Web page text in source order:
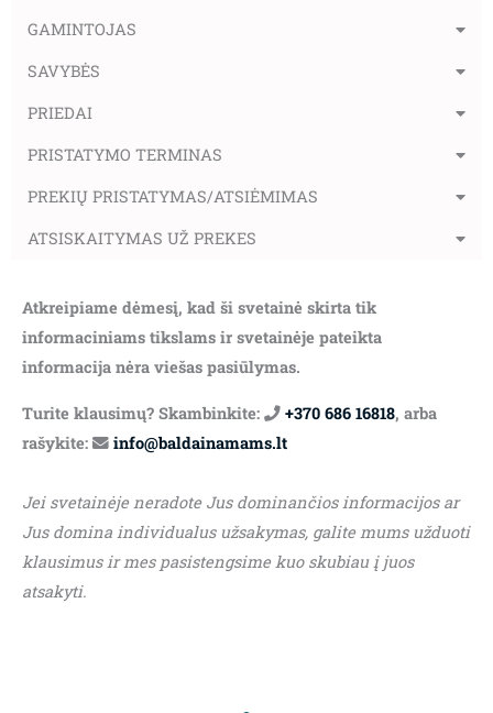
GAMINTOJAS
SAVYBĖS
PRIEDAI
PRISTATYMO TERMINAS
PREKIŲ PRISTATYMAS/ATSIĖMIMAS
ATSISKAITYMAS UŽ PREKES
Atkreipiame dėmesį, kad ši svetainė skirta tik
informaciniams tikslams ir svetainėje pateikta
informacija nėra viešas pasiūlymas.
Turite klausimų? Skambinkite: +370 686 16818, arba
rašykite:
info@baldainamams.lt
Jei svetainėje neradote Jus dominančios informacijos ar
Jus domina individualus užsakymas, galite mums užduoti
klausimus ir mes pasistengsime kuo skubiau į juos
atsakyti.